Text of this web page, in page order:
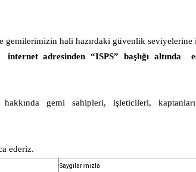
gemilerimizin hali hazırdaki güvenlik
internet adresinden “ISPS” başlığı altında
gemi sahipleri, işleticileri,
ederiz.
Saygılarımızla